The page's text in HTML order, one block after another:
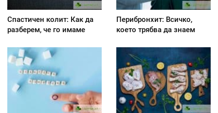
Спастичен колит: Как да
разберем, че го имаме
Перибронхит: Всичко,
което трябва да знаем